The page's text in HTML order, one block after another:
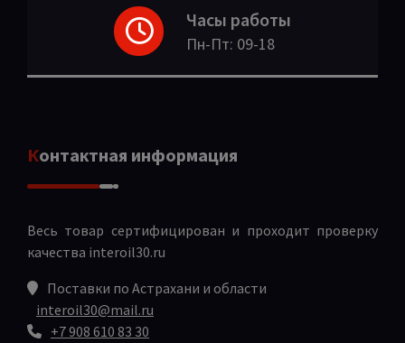
Часы работы
Пн-Пт: 09-18
Контактная информация
Весь товар сертифицирован и проходит проверку
качества interoil30.ru
Поставки по Астрахани и области
interoil30@mail.ru
+7 908 610 83 30